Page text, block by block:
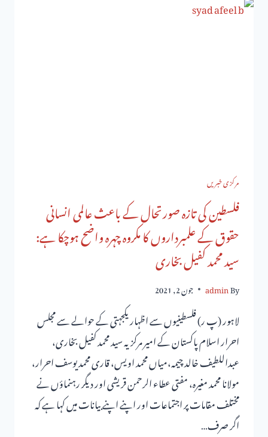
مرکزی خبریں
فلسطین کی تازہ صورتحال کے باعث عالمی انسانی
حقوق کے علمبرداروں کا مکروہ چہرہ واضح ہوچکا ہے:
سید محمد کفیل بخاری
By
admin جون 2, 2021
لاہور (پ ر) فلسطینیوں سے اظہار یکجہتی کے حوالے سے مجلس
احرار اسلام پاکستان کے امیر مرکزیہ سید محمد کفیل بخاری،
عبداللطیف خالد چیمہ،میاں محمد اویس، قاری محمد یوسف احرار،
مولانا محمد مغیرہ، مفتی عطاء الرحمن قریشی اور دیگر رہنماؤں نے
مختلف مقامات پر اجتماعات اور اپنے اپنے بیانات میں کہا ہے کہ
اگر صرف…